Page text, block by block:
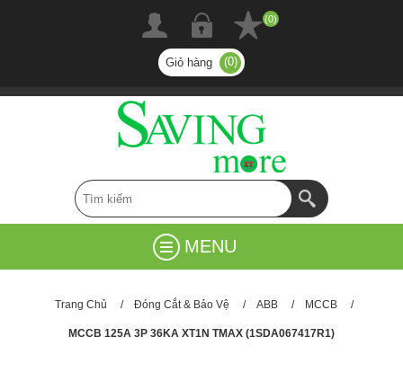
(0)
Giỏ hàng (0)
MENU
Trang Chủ / Đóng Cắt & Bảo Vệ / ABB / MCCB /
MCCB 125A 3P 36KA XT1N TMAX (1SDA067417R1)